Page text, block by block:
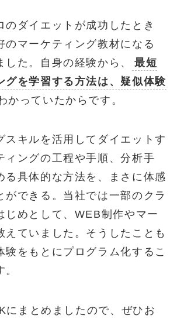
のダイエットが成功したとき
のマーケティング教材になる
した。自身の経験から、
最短
グを学習する方法は、疑似体験
かっていたからです。
スキルを活用してダイエットす
ィングの工程や手順、分析手
る具体的な方法を、まさに体感
ができる。当社では一部のクラ
じめとして、WEB制作やマー
えていました。そうしたことも
験をもとにプログラム化するこ
にまとめましたので、ぜひお